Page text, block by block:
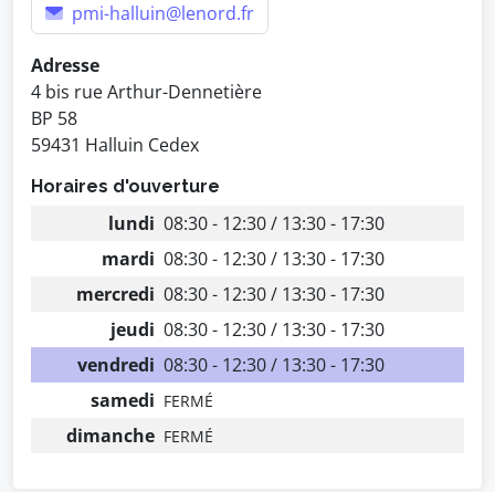
pmi-halluin@lenord.fr
Adresse
4 bis rue Arthur-Dennetière
BP 58
59431 Halluin Cedex
Horaires d'ouverture
lundi 08:30 - 12:30 / 13:30 - 17:30
mardi 08:30 - 12:30 / 13:30 - 17:30
mercredi 08:30 - 12:30 / 13:30 - 17:30
jeudi 08:30 - 12:30 / 13:30 - 17:30
vendredi 08:30 - 12:30 / 13:30 - 17:30
samedi FERMÉ
dimanche FERMÉ